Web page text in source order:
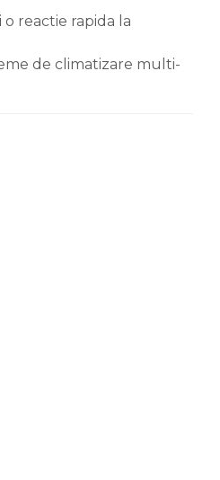
reactie rapida la
de climatizare multi-